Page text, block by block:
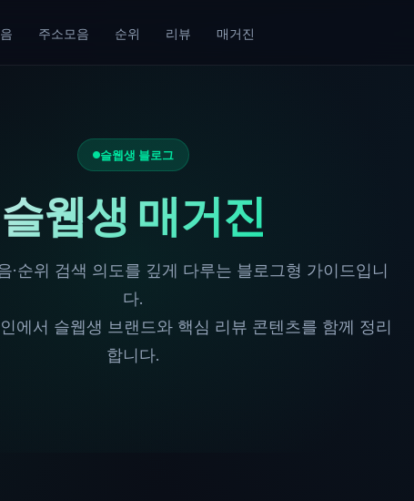
주소모음 순위 리뷰 매거진
슬웹생 블로그
슬웹생 매거진
·순위 검색 의도를 깊게 다루는 블로그형 가이드입니
다.
에서 슬웹생 브랜드와 핵심 리뷰 콘텐츠를 함께 정리
합니다.